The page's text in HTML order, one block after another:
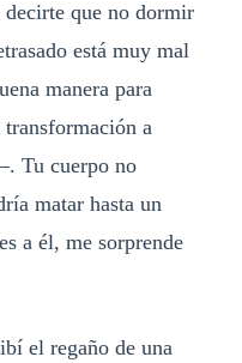
que no dormir
está muy mal
manera para
a
Tu cuerpo no
matar hasta un
a él, me sorprende
el regaño de una